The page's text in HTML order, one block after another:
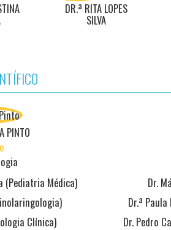
DR.ª RITA LOPES
SILVA
PINTO
(Pediatria Médica)
Clínica)
Dr.
Dr.ª
Dr. Pedro